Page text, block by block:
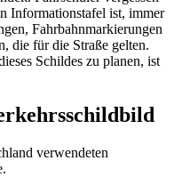
Informationstafel ist, immer
Fahrbahnmarkierungen
die für die Straße gelten.
Schildes zu planen, ist
verwendeten